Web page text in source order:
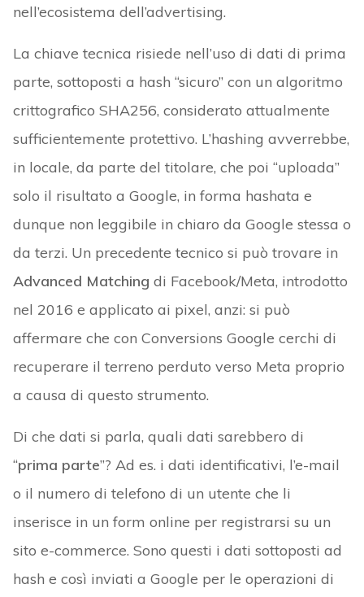
nell’ecosistema dell’advertising.
La chiave tecnica risiede nell’uso di dati di prima
parte, sottoposti a hash “sicuro” con un algoritmo
crittografico SHA256, considerato attualmente
sufficientemente protettivo. L’hashing avverrebbe,
in locale, da parte del titolare, che poi “uploada”
solo il risultato a Google, in forma hashata e
dunque non leggibile in chiaro da Google stessa o
da terzi. Un precedente tecnico si può trovare in
Advanced Matching di Facebook/Meta, introdotto
nel 2016 e applicato ai pixel, anzi: si può
affermare che con Conversions Google cerchi di
recuperare il terreno perduto verso Meta proprio
a causa di questo strumento.
Di che dati si parla, quali dati sarebbero di
“prima parte”? Ad es. i dati identificativi, l’e-mail
o il numero di telefono di un utente che li
inserisce in un form online per registrarsi su un
sito e-commerce. Sono questi i dati sottoposti ad
hash e così inviati a Google per le operazioni di